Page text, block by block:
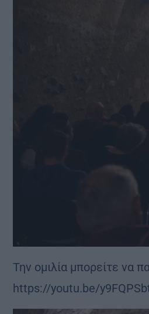
Την ομιλία μπορείτε να
https://youtu.be/